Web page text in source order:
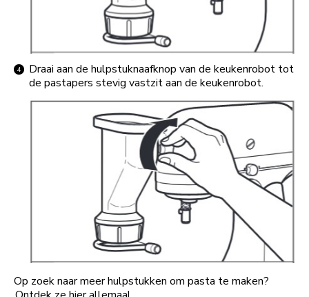
Draai aan de hulpstuknaafknop van de keukenrobot tot
de pastapers stevig vastzit aan de keukenrobot.
Op zoek naar meer hulpstukken om pasta te maken?